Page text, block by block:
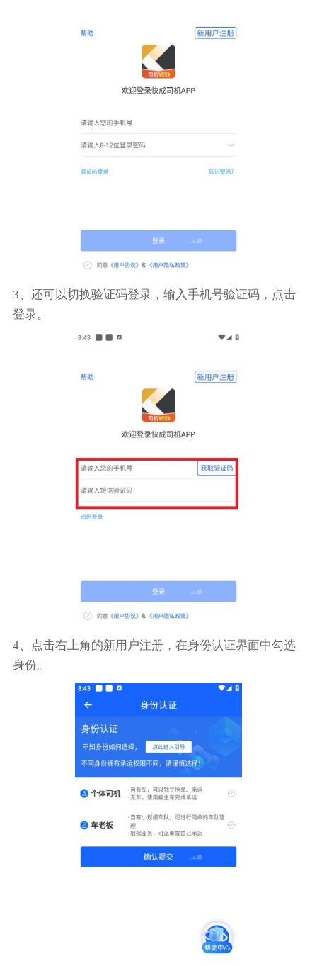
3、还可以切换验证码登录，输入手机号验证码，点击
登录。
4、点击右上角的新用户注册，在身份认证界面中勾选
身份。